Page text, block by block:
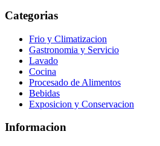
Categorias
Frio y Climatizacion
Gastronomia y Servicio
Lavado
Cocina
Procesado de Alimentos
Bebidas
Exposicion y Conservacion
Informacion